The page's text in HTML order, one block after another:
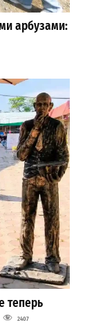
арбузами:
теперь
2407